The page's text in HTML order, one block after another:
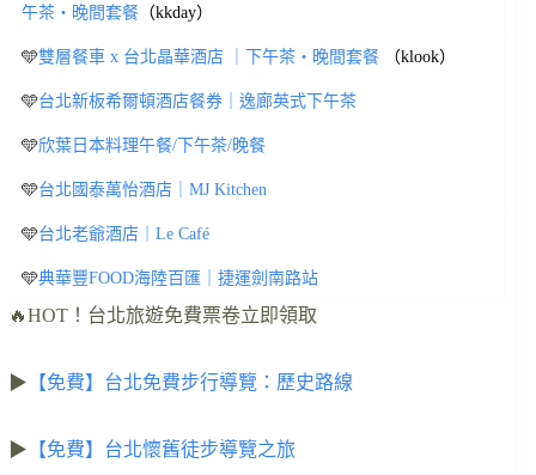
午茶・晚間套餐 （kkday）
🩵雙層餐車 x 台北晶華酒店 ｜下午茶・晚間套餐 （klook）
🩵台北新板希爾頓酒店餐券｜逸廊英式下午茶
🩵欣葉日本料理午餐/下午茶/晚餐
🩵台北國泰萬怡酒店｜MJ Kitchen
🩵台北老爺酒店｜Le Café
🩵典華豐FOOD海陸百匯｜捷運劍南路站
🔥HOT！台北旅遊免費票卷立即領取
▶ 【免費】台北免費步行導覽：歷史路線
▶ 【免費】台北懷舊徒步導覽之旅